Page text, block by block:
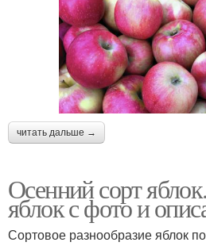
читать дальше →
Осенний сорт
яблок с фото и
Сортовое разнообразие яблок